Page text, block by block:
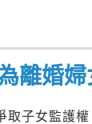
離婚婦
子女監護權